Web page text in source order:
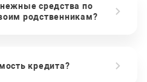
средства по
родственникам?
кредита?